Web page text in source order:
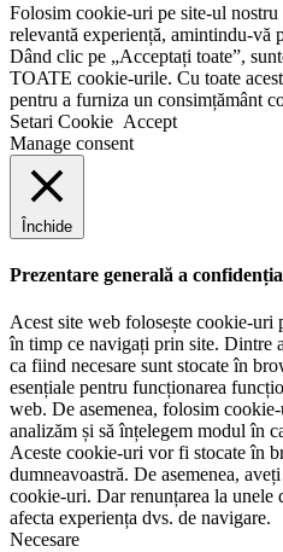
Folosim cookie-uri pe site-ul
relevantă experiență, amintindu-vă
Dând clic pe „Acceptați toate”,
TOATE cookie-urile. Cu toate
pentru a furniza un consimțământ
Setari Cookie Accept
Manage consent
Închide
Prezentare generală a
Acest site web folosește cookie-uri
în timp ce navigați prin site. Dintre
ca fiind necesare sunt stocate în
esențiale pentru funcționarea
web. De asemenea, folosim
analizăm și să înțelegem modul în
Aceste cookie-uri vor fi stocate în
dumneavoastră. De asemenea,
cookie-uri. Dar renunțarea la unele
afecta experiența dvs. de navigare.
Necesare